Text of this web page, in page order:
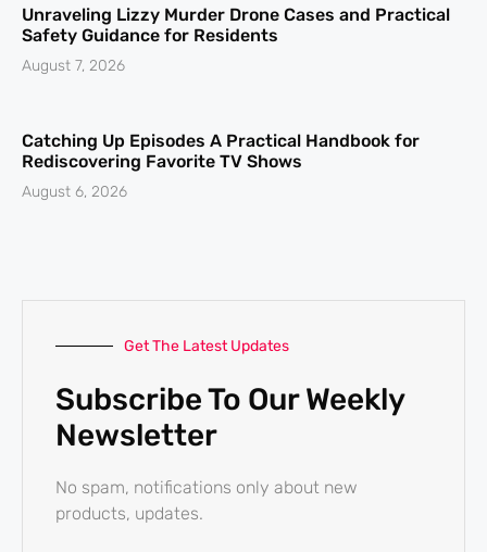
Unraveling Lizzy Murder Drone Cases and Practical
Safety Guidance for Residents
August 7, 2026
Catching Up Episodes A Practical Handbook for
Rediscovering Favorite TV Shows
August 6, 2026
Get The Latest Updates
Subscribe To Our Weekly
Newsletter
No spam, notifications only about new
products, updates.